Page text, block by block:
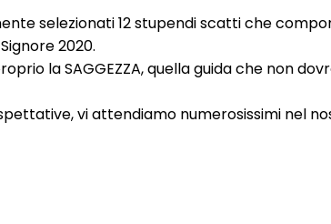
selezionati 12 stupendi scatti che
2020.
la SAGGEZZA, quella guida che non
vi attendiamo numerosissimi nel